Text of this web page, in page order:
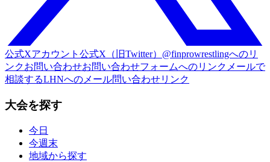
公式Xアカウント 公式X（旧Twitter）@finprowrestlingへのリ
ンクお問い合わせお問い合わせフォームへのリンク メールで
相談するLHNへのメール問い合わせリンク
大会を探す
今日
今週末
地域から探す